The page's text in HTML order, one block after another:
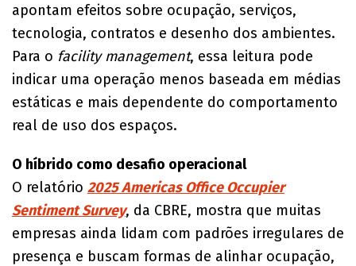
apontam efeitos sobre ocupação, serviços,
tecnologia, contratos e desenho dos ambientes.
Para o facility management, essa leitura pode
indicar uma operação menos baseada em médias
estáticas e mais dependente do comportamento
real de uso dos espaços.
O híbrido como desafio operacional
O relatório 2025 Americas Office Occupier
Sentiment Survey, da CBRE, mostra que muitas
empresas ainda lidam com padrões irregulares de
presença e buscam formas de alinhar ocupação,